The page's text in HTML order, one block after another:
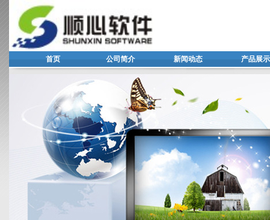
首页 公司简介 新闻动态 产品展示